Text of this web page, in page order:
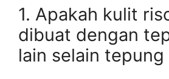
1. Apakah kulit
dibuat dengan
lain selain